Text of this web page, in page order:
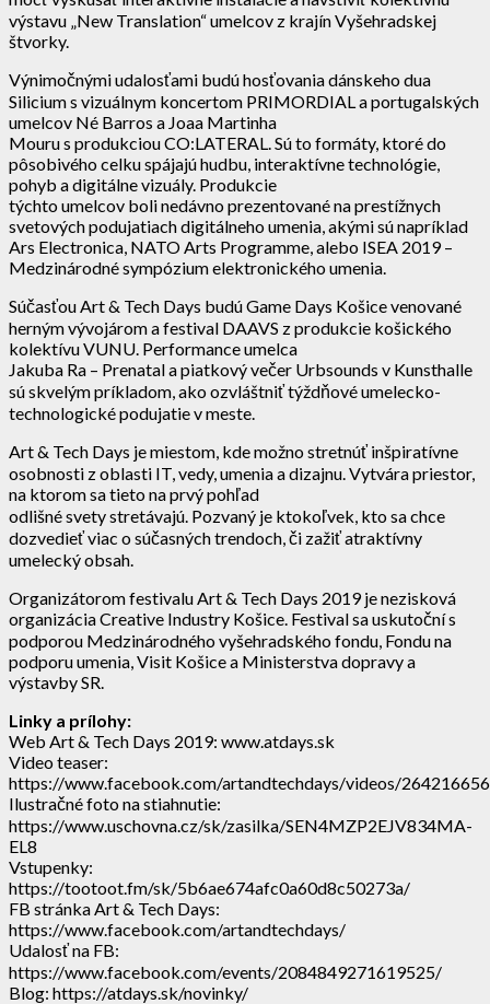
výstavu „New Translation“ umelcov z krajín Vyšehradskej
štvorky.
Výnimočnými udalosťami budú hosťovania dánskeho dua
Silicium s vizuálnym koncertom PRIMORDIAL a portugalských
umelcov Né Barros a Joaa Martinha
Mouru s produkciou CO:LATERAL. Sú to formáty, ktoré do
pôsobivého celku spájajú hudbu, interaktívne technológie,
pohyb a digitálne vizuály. Produkcie
týchto umelcov boli nedávno prezentované na prestížnych
svetových podujatiach digitálneho umenia, akými sú napríklad
Ars Electronica, NATO Arts Programme, alebo ISEA 2019 –
Medzinárodné sympózium elektronického umenia.
Súčasťou Art & Tech Days budú Game Days Košice venované
herným vývojárom a festival DAAVS z produkcie košického
kolektívu VUNU. Performance umelca
Jakuba Ra – Prenatal a piatkový večer Urbsounds v Kunsthalle
sú skvelým príkladom, ako ozvláštniť týždňové umelecko-
technologické podujatie v meste.
Art & Tech Days je miestom, kde možno stretnúť inšpiratívne
osobnosti z oblasti IT, vedy, umenia a dizajnu. Vytvára priestor,
na ktorom sa tieto na prvý pohľad
odlišné svety stretávajú. Pozvaný je ktokoľvek, kto sa chce
dozvedieť viac o súčasných trendoch, či zažiť atraktívny
umelecký obsah.
Organizátorom festivalu Art & Tech Days 2019 je nezisková
organizácia Creative Industry Košice. Festival sa uskutoční s
podporou Medzinárodného vyšehradského fondu, Fondu na
podporu umenia, Visit Košice a Ministerstva dopravy a
výstavby SR.
Linky a prílohy:
Web Art & Tech Days 2019: www.atdays.sk
Video teaser:
https://www.facebook.com/artandtechdays/videos/
Ilustračné foto na stiahnutie:
https://www.uschovna.cz/sk/zasilka/SEN4MZP2EJV834MA-
EL8
Vstupenky:
https://tootoot.fm/sk/5b6ae674afc0a60d8c50273a/
FB stránka Art & Tech Days:
https://www.facebook.com/artandtechdays/
Udalosť na FB:
https://www.facebook.com/events/2084849271619525/
Blog: https://atdays.sk/novinky/